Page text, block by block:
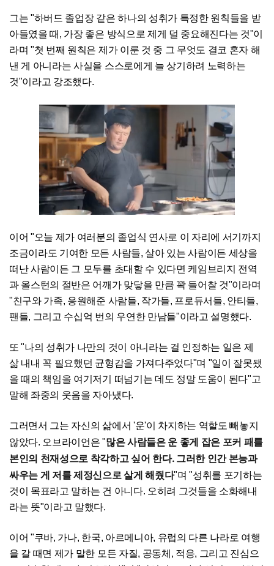
그는 "하버드 졸업장 같은 하나의 성취가 특정한 원칙들을 받
아들였을 때, 가장 좋은 방식으로 제게 덜 중요해진다는 것"이
라며 "첫 번째 원칙은 제가 이룬 것 중 그 무엇도 결코 혼자 해
낸 게 아니라는 사실을 스스로에게 늘 상기하려 노력하는
것"이라고 강조했다.
이어 "오늘 제가 여러분의 졸업식 연사로 이 자리에 서기까지
조금이라도 기여한 모든 사람들, 살아 있는 사람이든 세상을
떠난 사람이든 그 모두를 초대할 수 있다면 케임브리지 전역
과 올스턴의 절반은 어깨가 맞닿을 만큼 꽉 들어찰 것"이라며
"친구와 가족, 응원해준 사람들, 작가들, 프로듀서들, 안티들,
팬들, 그리고 수십억 번의 우연한 만남들"이라고 설명했다.
또 "나의 성취가 나만의 것이 아니라는 걸 인정하는 일은 제
삶 내내 꼭 필요했던 균형감을 가져다주었다"며 "일이 잘못됐
을 때의 책임을 여기저기 떠넘기는 데도 정말 도움이 된다"고
말해 좌중의 웃음을 자아냈다.
그러면서 그는 자신의 삶에서 '운'이 차지하는 역할도 빼놓지
않았다. 오브라이언은 "많은 사람들은 운 좋게 잡은 포커 패를
본인의 천재성으로 착각하고 싶어 한다. 그러한 인간 본능과
싸우는 게 저를 제정신으로 살게 해줬다"며 "성취를 포기하는
것이 목표라고 말하는 건 아니다. 오히려 그것들을 소화해내
라는 뜻"이라고 말했다.
이어 "쿠바, 가나, 한국, 아르메니아, 유럽의 다른 나라로 여행
을 갈 때면 제가 말한 모든 자질, 공동체, 적응, 그리고 진심으